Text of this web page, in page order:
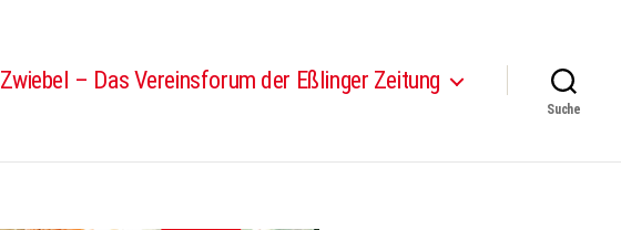
Zwiebel – Das Vereinsforum der Eßlinger Zeitung
Suche